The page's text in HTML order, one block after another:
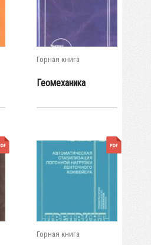
Горная книга
Геомеханика
Горная книга